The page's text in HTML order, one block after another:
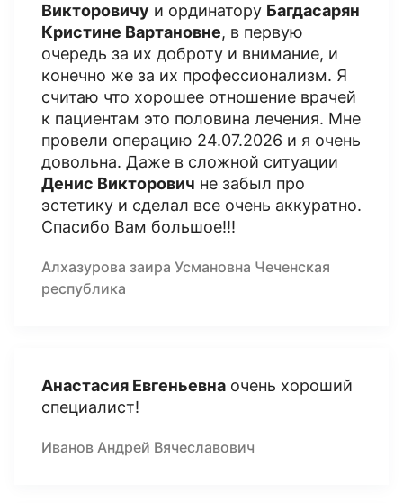
Викторовичу и ординатору Багдасарян
Кристине Вартановне, в первую
очередь за их доброту и внимание, и
конечно же за их профессионализм. Я
считаю что хорошее отношение врачей
к пациентам это половина лечения. Мне
провели операцию 24.07.2026 и я очень
довольна. Даже в сложной ситуации
Денис Викторович не забыл про
эстетику и сделал все очень аккуратно.
Спасибо Вам большое!!!
Алхазурова заира Усмановна Чеченская
республика
Анастасия Евгеньевна очень хороший
специалист!
Иванов Андрей Вячеславович